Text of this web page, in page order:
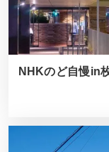
NHKのど自慢in